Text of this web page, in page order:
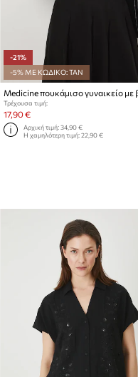
-21%
-5% ΜΕ ΚΩΔΙΚΟ: TAN
Τρέχουσα τιμή:
17,90 €
Αρχική τιμή: 34,90 €
Η χαμηλότερη τιμή: 22,90 €